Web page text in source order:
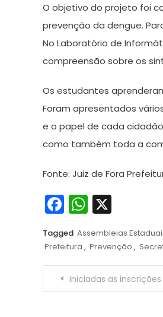
O objetivo do projeto foi
prevenção da dengue.
No Laboratório de
compreensão sobre os
Os estudantes
Foram apresentados
e o papel de cada
como também toda a
Fonte: Juiz de Fora
Facebook
Tagged Assembleias
Prefeitura , Prevenção ,
Navegação
Iniciadas as inscrições para a segunda